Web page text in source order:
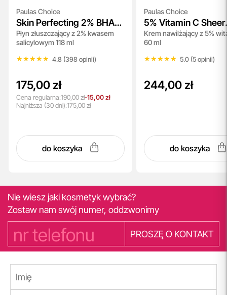
Paulas Choice
Skin Perfecting 2% BHA
Liquid
Płyn złuszczający z 2% kwasem
salicylowym 118 ml
★★★★★
★★★★★ 4.8 (398 opinii)
175,00 zł
Cena regularna:190,00 zł-15,00 zł
Najniższa (30 dni):175,00 zł
do koszyka
Paulas Choice
5% Vitamin C Sheer
Moisturizer SPF 50
Krem nawilżający z 5%
60 ml
★★★★★
★★★★★ 5.0 (5 opinii)
244,00 zł
do koszyka
Nie wiesz jaki kosmetyk wybrać?
Zostaw nam swój numer, oddzwonimy
PROSZĘ O KONTAKT